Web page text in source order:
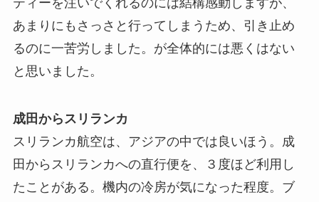
あまりにもさっさと行ってしまうため、引き止め
るのに一苦労しました。が全体的には悪くはない
と思いました。
成田からスリランカ
スリランカ航空は、アジアの中では良いほう。成
田からスリランカへの直行便を、３度ほど利用し
たことがある。機内の冷房が気になった程度。ブ